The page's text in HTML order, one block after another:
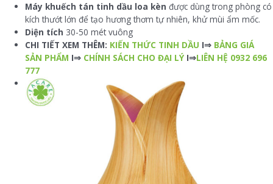
Máy khuếch tán tinh dầu loa kèn được dùng trong phòng có
kích thướt lớn để tạo hương thơm tự nhiên, khử mùi ẩm mốc.
Diện tích 30-50 mét vuông
CHI TIẾT XEM THÊM: KIẾN THỨC TINH DẦU I⇒ BẢNG GIÁ
SẢN PHẨM I⇒ CHÍNH SÁCH CHO ĐẠI LÝ I⇒LIÊN HỆ 0932 696
777